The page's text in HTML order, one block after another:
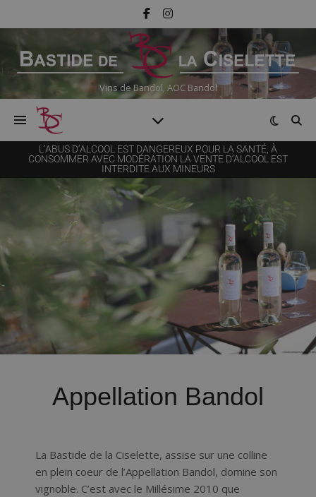
Vins de Bandol, AOC Bandol
L’ABUS D’ALCOOL EST DANGEREUX POUR LA SANTÉ, À
CONSOMMER AVEC MODÉRATION LA VENTE D’ALCOOL EST
INTERDITE AUX MINEURS
Appellation Bandol
La Bastide de la Ciselette, assise sur une colline
en plein coeur de l’Appellation Bandol, domine son
vignoble. C’est avec le Millésime 2010 que